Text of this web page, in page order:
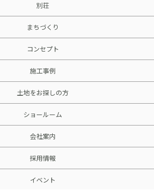
別荘
まちづくり
コンセプト
施工事例
土地をお探しの方
ショールーム
会社案内
採用情報
イベント